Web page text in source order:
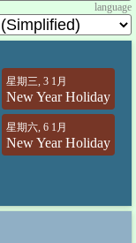
language
星期三, 3 1月
New Year Holiday
星期六, 6 1月
New Year Holiday